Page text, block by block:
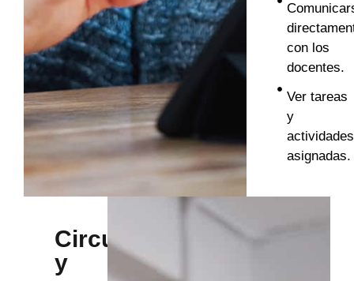
con los
docentes.
Ver tareas
y
actividades
asignadas.
Circulares
y